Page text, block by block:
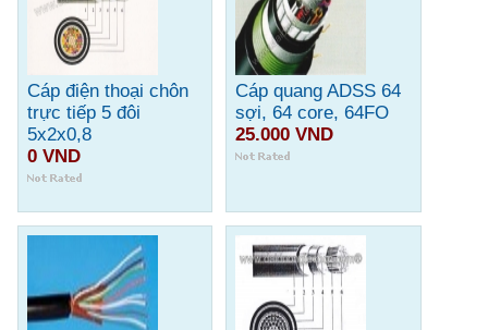
Cáp điện thoại chôn
trực tiếp 5 đôi
5x2x0,8
0 VND
Cáp quang ADSS 64
sợi, 64 core, 64FO
25.000 VND